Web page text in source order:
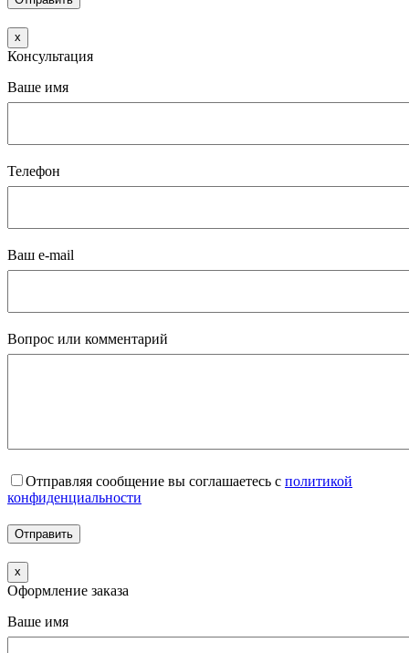
x
Консультация
Ваше имя
Телефон
Ваш e-mail
Вопрос или комментарий
Отправляя сообщение вы соглашаетесь с политикой
конфиденциальности
x
Оформление заказа
Ваше имя